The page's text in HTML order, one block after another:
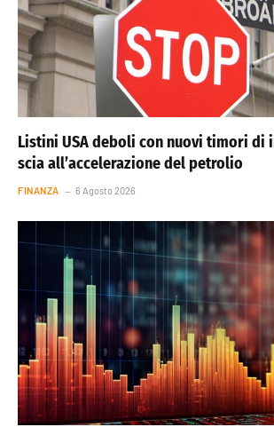
Listini USA deboli con nuovi timori di
scia all’accelerazione del petrolio
FINANZA 6 Agosto 2026